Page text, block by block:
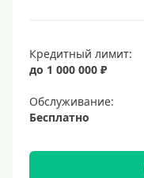
Кредитный лимит:
до 1 000 000 ₽
Обслуживание:
Бесплатно